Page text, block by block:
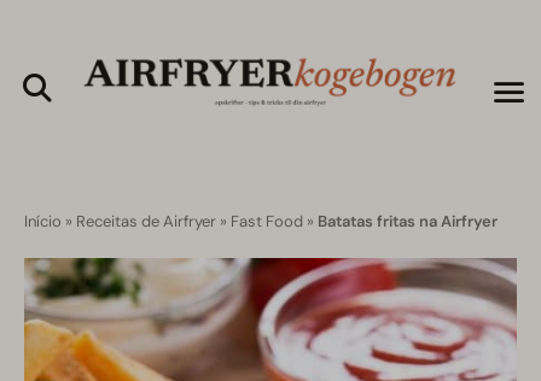
Início » Receitas de Airfryer » Fast Food » Batatas fritas na Airfryer